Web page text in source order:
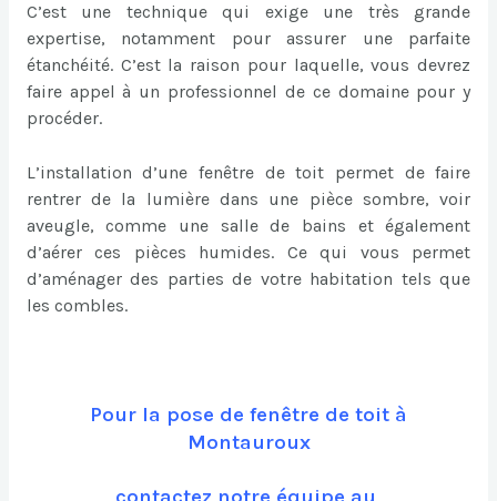
C’est une technique qui exige une très grande
expertise, notamment pour assurer une parfaite
étanchéité. C’est la raison pour laquelle, vous devrez
faire appel à un professionnel de ce domaine pour y
procéder.
L’installation d’une fenêtre de toit permet de faire
rentrer de la lumière dans une pièce sombre, voir
aveugle, comme une salle de bains et également
d’aérer ces pièces humides. Ce qui vous permet
d’aménager des parties de votre habitation tels que
les combles.
Pour la pose de fenêtre de toit à
Montauroux